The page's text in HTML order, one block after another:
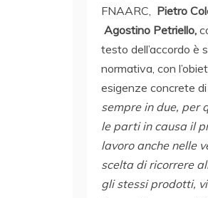
FNAARC, Pietro
Agostino Petriello,
testo dell’accordo è
normativa, con
esigenze concrete
sempre in due, per
le parti in causa il
lavoro anche nelle
scelta di ricorrere
gli stessi prodotti,